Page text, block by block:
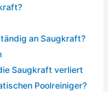
an Saugkraft?
Saugkraft verliert
Poolreiniger?